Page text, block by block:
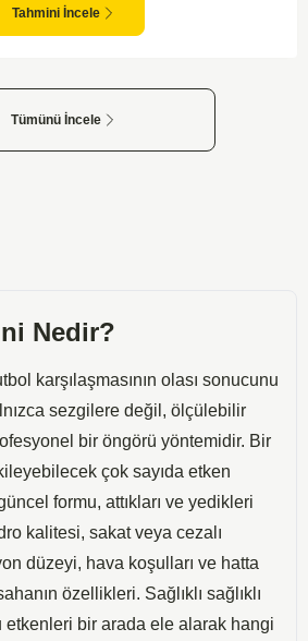
Tahmini İncele
Tümünü İncele
Nedir?
karşılaşmasının olası sonucunu
sezgilere değil, ölçülebilir
bir öngörü yöntemidir. Bir
çok sayıda etken
formu, attıkları ve yedikleri
kalitesi, sakat veya cezalı
düzeyi, hava koşulları ve hatta
özellikleri. Sağlıklı sağlıklı
etkenleri bir arada ele alarak hangi